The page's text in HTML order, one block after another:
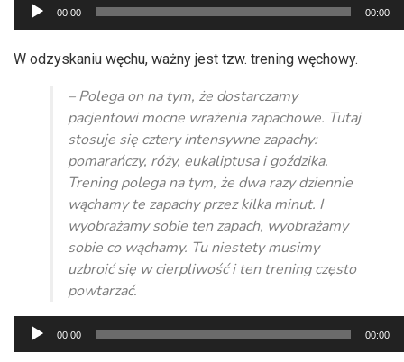
Odtwarzacz
plików
dźwiękowych
00:00 00:00
W odzyskaniu węchu, ważny jest tzw. trening węchowy.
– Polega on na tym, że dostarczamy
pacjentowi mocne wrażenia zapachowe. Tutaj
stosuje się cztery intensywne zapachy:
pomarańczy, róży, eukaliptusa i goździka.
Trening polega na tym, że dwa razy dziennie
wąchamy te zapachy przez kilka minut. I
wyobrażamy sobie ten zapach, wyobrażamy
sobie co wąchamy. Tu niestety musimy
uzbroić się w cierpliwość i ten trening często
powtarzać.
Odtwarzacz
plików
00:00 00:00